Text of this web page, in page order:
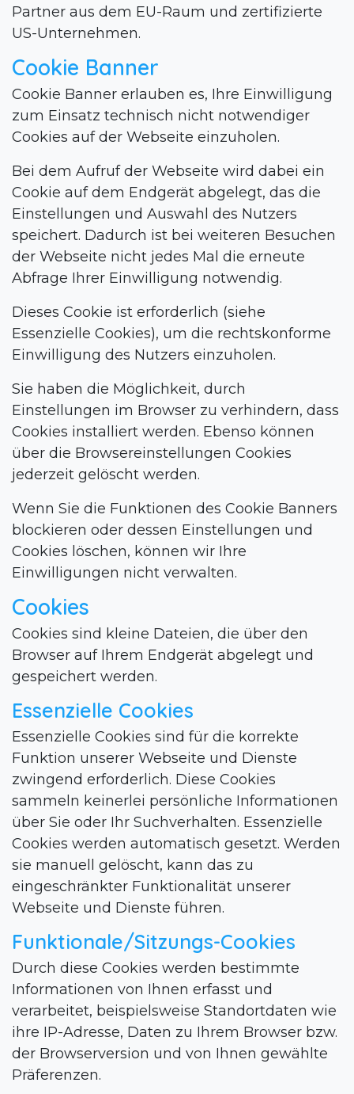
Partner aus dem EU-Raum und zertifizierte
US-Unternehmen.
Cookie Banner
Cookie Banner erlauben es, Ihre Einwilligung
zum Einsatz technisch nicht notwendiger
Cookies auf der Webseite einzuholen.
Bei dem Aufruf der Webseite wird dabei ein
Cookie auf dem Endgerät abgelegt, das die
Einstellungen und Auswahl des Nutzers
speichert. Dadurch ist bei weiteren Besuchen
der Webseite nicht jedes Mal die erneute
Abfrage Ihrer Einwilligung notwendig.
Dieses Cookie ist erforderlich (siehe
Essenzielle Cookies), um die rechtskonforme
Einwilligung des Nutzers einzuholen.
Sie haben die Möglichkeit, durch
Einstellungen im Browser zu verhindern, dass
Cookies installiert werden. Ebenso können
über die Browsereinstellungen Cookies
jederzeit gelöscht werden.
Wenn Sie die Funktionen des Cookie Banners
blockieren oder dessen Einstellungen und
Cookies löschen, können wir Ihre
Einwilligungen nicht verwalten.
Cookies
Cookies sind kleine Dateien, die über den
Browser auf Ihrem Endgerät abgelegt und
gespeichert werden.
Essenzielle Cookies
Essenzielle Cookies sind für die korrekte
Funktion unserer Webseite und Dienste
zwingend erforderlich. Diese Cookies
sammeln keinerlei persönliche Informationen
über Sie oder Ihr Suchverhalten. Essenzielle
Cookies werden automatisch gesetzt. Werden
sie manuell gelöscht, kann das zu
eingeschränkter Funktionalität unserer
Webseite und Dienste führen.
Funktionale/Sitzungs-Cookies
Durch diese Cookies werden bestimmte
Informationen von Ihnen erfasst und
verarbeitet, beispielsweise Standortdaten wie
ihre IP-Adresse, Daten zu Ihrem Browser bzw.
der Browserversion und von Ihnen gewählte
Präferenzen.